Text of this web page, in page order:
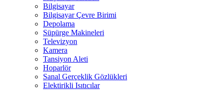
Bilgisayar
Bilgisayar Çevre Birimi
Depolama
Süpürge Makineleri
Televizyon
Kamera
Tansiyon Aleti
Hoparlör
Sanal Gerçeklik Gözlükleri
Elektirikli Isıtıcılar